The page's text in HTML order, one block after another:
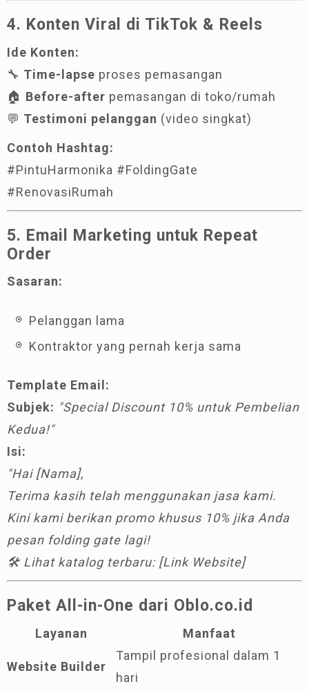
4. Konten Viral di TikTok & Reels
Ide Konten:
🔧 Time-lapse proses pemasangan
🏠 Before-after pemasangan di toko/rumah
💬 Testimoni pelanggan (video singkat)
Contoh Hashtag:
#PintuHarmonika #FoldingGate
#RenovasiRumah
5. Email Marketing untuk Repeat
Order
Sasaran:
Pelanggan lama
Kontraktor yang pernah kerja sama
Template Email:
Subjek: "Special Discount 10% untuk Pembelian
Kedua!"
Isi:
"Hai [Nama],
Terima kasih telah menggunakan jasa kami.
Kini kami berikan promo khusus 10% jika Anda
pesan folding gate lagi!
🛠️ Lihat katalog terbaru: [Link Website]
Paket All-in-One dari Oblo.co.id
Layanan Manfaat
Website Builder
Tampil profesional dalam 1
hari